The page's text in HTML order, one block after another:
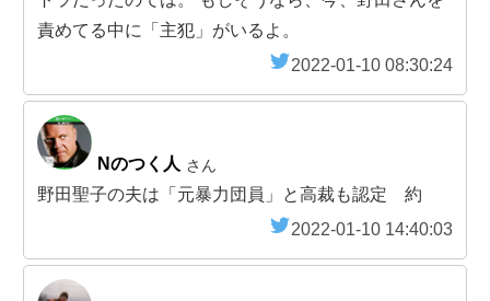
責めてる中に「主犯」がいるよ。
2022-01-10 08:30:24
Nのつく人 さん
野田聖子の夫は「元暴力団員」と高裁も認定 約
2022-01-10 14:40:03